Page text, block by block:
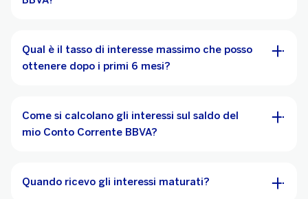
Qual è il tasso di interesse massimo che posso
ottenere dopo i primi 6 mesi?
Come si calcolano gli interessi sul saldo del
mio Conto Corrente BBVA?
Quando ricevo gli interessi maturati?